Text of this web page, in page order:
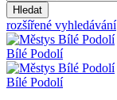
Hledat
rozšířené vyhledávání
Bílé Podolí
Bílé Podolí